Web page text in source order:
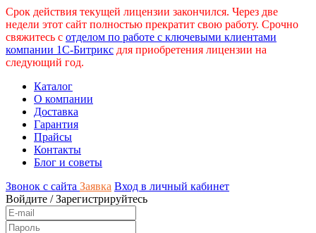
Срок действия текущей лицензии закончился. Через две
недели этот сайт полностью прекратит свою работу. Срочно
свяжитесь с отделом по работе с ключевыми клиентами
компании 1С-Битрикс для приобретения лицензии на
следующий год.
Каталог
О компании
Доставка
Гарантия
Прайсы
Контакты
Блог и советы
Звонок с сайта Заявка Вход в личный кабинет
Войдите /Зарегистрируйтесь